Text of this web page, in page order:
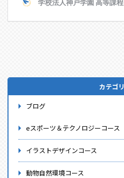
カテゴリ
ブログ
eスポーツ＆テクノロジーコース
イラストデザインコース
動物自然環境コース